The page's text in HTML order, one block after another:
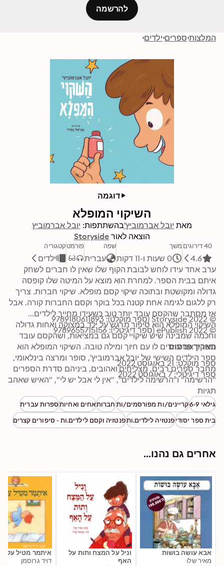
להרשמה
המלצות ספרים ילדים
דוגמה
השיקוי המופלא
מאת יובל אברמוביץ'בהשתתפות: יובל אברמוביץ
הוצאה לאור Storyside
40 דירוגים
4.6
משך
0 שעות ו-11 דקות
שפה
עברית
פורמטקטגוריה
ילדים
גדולה ומקושטת ובתוכה שיקוי קסם מופלא. שיקוי חברות. צריך
רק ללגום לגימה אחת קטנה בכל בוקר וקסם החברות קורה. אבל
וחכמה שמבינה שיש שיקויי קסם גם במציאות, ושהקסם עובד
בעיקר אם עוזרים לו עם חיוך ומילה טובה. השיקוי המופלא הוא
"הרשימה" ו"הרשימה לילדים", "אין לי אבל יש לי", "האיש שאהב
את הטלפון שלו" ועוד.
© 2022 Storyside (ספר מוקלט): 9789180611893
© 2022 ePublish (ספר דיגיטלי): 9789655715156
תאריך פרסום
ספר מוקלט: 21 באוגוסט 2022
ספר דיגיטלי: 7 באוגוסט 2022
תגיות
גילאי 6-9 קריינים/ות מפורסמים/ותחברותאחים ואחיותספרות עברית
בית ספר יסודיפנטזיה לילדים.ותפנטזיה וקסם לילדים.ות - סיפורים קצרים
אחרים גם נהנו...
אבא עושה בושות
מאיר שלו
וניל על המצח ותות על
האף
איתמר מטיל על
דויד גרוסמן